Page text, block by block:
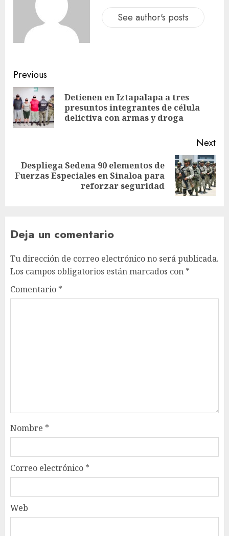
See author's posts
Previous
Detienen en Iztapalapa a tres
presuntos integrantes de célula
delictiva con armas y droga
Next
Despliega Sedena 90 elementos de
Fuerzas Especiales en Sinaloa para
reforzar seguridad
Deja un comentario
Tu dirección de correo electrónico no será publicada.
Los campos obligatorios están marcados con *
Comentario *
Nombre *
Correo electrónico *
Web